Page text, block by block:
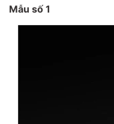
Mẫu số 1